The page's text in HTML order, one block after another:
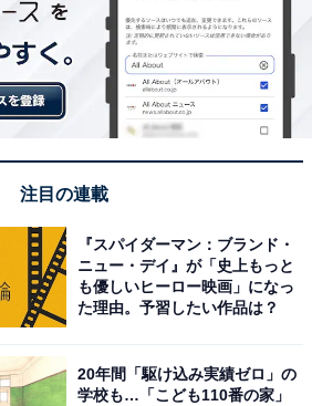
注目の連載
『スパイダーマン：ブランド・
ニュー・デイ』が「史上もっと
も優しいヒーロー映画」になっ
た理由。予習したい作品は？
20年間「駆け込み実績ゼロ」の
学校も…「こども110番の家」